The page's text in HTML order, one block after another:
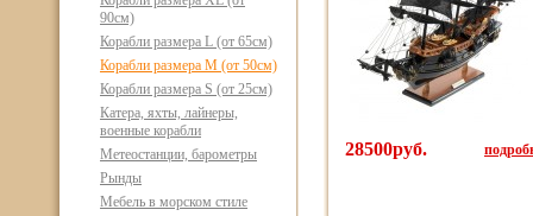
90см)
Корабли размера L (от 65см)
Корабли размера M (от 50см)
Корабли размера S (от 25см)
Катера, яхты, лайнеры,
военные корабли
Метеостанции, барометры
Рынды
Мебель в морском стиле
28500руб.